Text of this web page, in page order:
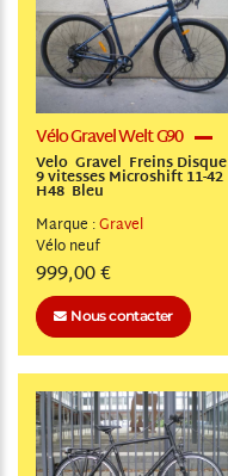
Vélo Gravel Welt G90
Velo Gravel Freins Disque
9 vitesses Microshift 11-42
H48 Bleu
Marque :Gravel
Véloneuf
999,00 €
Nous contacter